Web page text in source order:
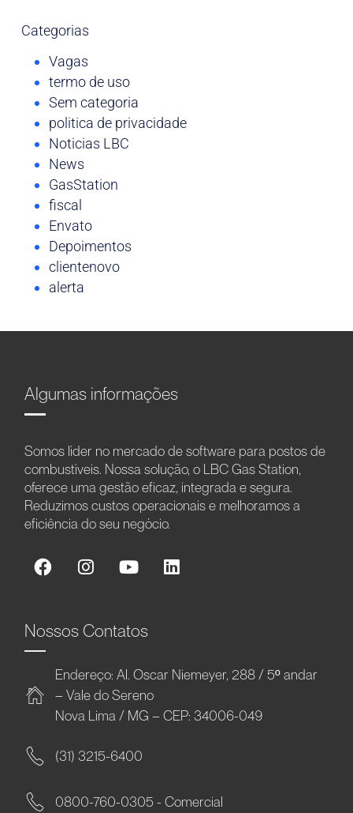
Categorias
Vagas
termo de uso
Sem categoria
politica de privacidade
Noticias LBC
News
GasStation
fiscal
Envato
Depoimentos
clientenovo
alerta
Algumas informações
Somos líder no mercado de software para postos de
combustíveis. Nossa solução, o LBC Gas Station,
oferece uma gestão eficaz, integrada e segura.
Reduzimos custos operacionais e melhoramos a
eficiência do seu negócio.
Nossos Contatos
Endereço: Al. Oscar Niemeyer, 288 / 5º andar
– Vale do Sereno
Nova Lima / MG – CEP: 34006-049
(31) 3215-6400
0800-760-0305 - Comercial